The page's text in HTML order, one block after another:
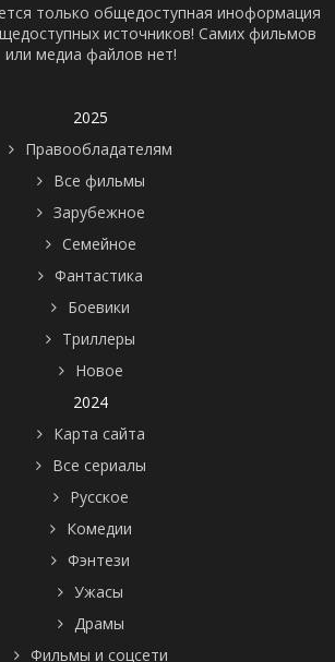
только общедоступная иноформация
источников! Самих фильмов
или медиа файлов нет!
2025
Правообладателям
Все фильмы
Зарубежное
Семейное
Фантастика
Боевики
Триллеры
Новое
2024
Карта сайта
Все сериалы
Русское
Комедии
Фэнтези
Ужасы
Драмы
Фильмы и соцсети